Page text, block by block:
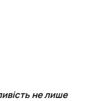
факультету
не лише